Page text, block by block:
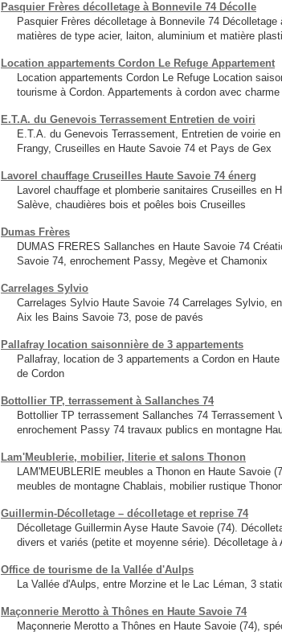
Pasquier Frères décolletage à Bonnevile 74 Décolle
Pasquier Frères décolletage à Bonnevile 74
matières de type acier, laiton, aluminium et matière
Location appartements Cordon Le Refuge Appartement
Location appartements Cordon Le Refuge Location
tourisme à Cordon. Appartements à cordon avec charme
E.T.A. du Genevois Terrassement Entretien de voiri
E.T.A. du Genevois Terrassement, Entretien de voirie
Frangy, Cruseilles en Haute Savoie 74 et Pays de Gex
Lavorel chauffage Cruseilles Haute Savoie 74 énerg
Lavorel chauffage et plomberie sanitaires Cruseilles en
Salève, chaudières bois et poêles bois Cruseilles
Dumas Frères
DUMAS FRERES Sallanches en Haute Savoie 74
Savoie 74, enrochement Passy, Megève et Chamonix
Carrelages Sylvio
Carrelages Sylvio Haute Savoie 74 Carrelages Sylvio,
Aix les Bains Savoie 73, pose de pavés
Pallafray location saisonnière de 3 appartements
Pallafray, location de 3 appartements a Cordon en
de Cordon
Bottollier TP, terrassement à Sallanches 74
Bottollier TP terrassement Sallanches 74
enrochement Passy 74 travaux publics en montagne
Lam'Meublerie, mobilier, literie et salons Thonon
LAM'MEUBLERIE meubles a Thonon en Haute Savoie
meubles de montagne Chablais, mobilier rustique
Guillermin-Décolletage – décolletage et reprise 74
Décolletage Guillermin Ayse Haute Savoie (74).
divers et variés (petite et moyenne série). Décolletage à
Office de tourisme de la Vallée d'Aulps
La Vallée d'Aulps, entre Morzine et le Lac Léman, 3
Maçonnerie Merotto à Thônes en Haute Savoie 74
Maçonnerie Merotto a Thônes en Haute Savoie (74),